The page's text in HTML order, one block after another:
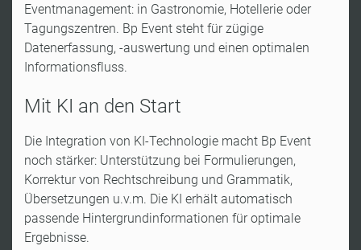
Eventmanagement: in Gastronomie, Hotellerie oder
Tagungszentren. Bp Event steht für zügige
Datenerfassung, -auswertung und einen optimalen
Informationsfluss.
Mit KI an den Start
Die Integration von KI-Technologie macht Bp Event
noch stärker: Unterstützung bei Formulierungen,
Korrektur von Rechtschreibung und Grammatik,
Übersetzungen u.v.m. Die KI erhält automatisch
passende Hintergrundinformationen für optimale
Ergebnisse.